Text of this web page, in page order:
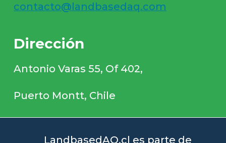
contacto@landbasedaq.com
Dirección
Antonio Varas 55, Of 402,
Puerto Montt, Chile
LandbasedAQ.cl es parte de